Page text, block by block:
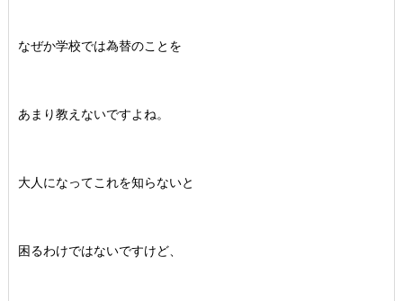
なぜか学校では為替のことを
あまり教えないですよね。
大人になってこれを知らないと
困るわけではないですけど、